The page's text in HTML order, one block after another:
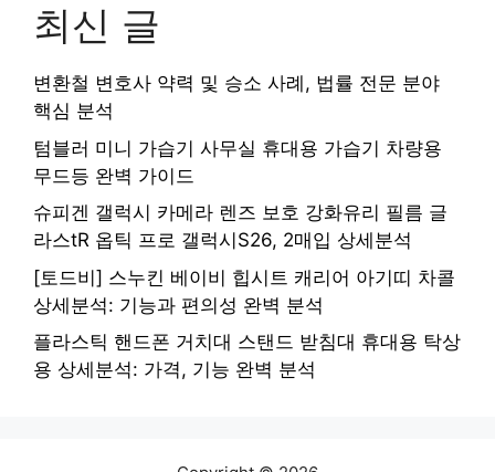
최신 글
변환철 변호사 약력 및 승소 사례, 법률 전문 분야
핵심 분석
텀블러 미니 가습기 사무실 휴대용 가습기 차량용
무드등 완벽 가이드
슈피겐 갤럭시 카메라 렌즈 보호 강화유리 필름 글
라스tR 옵틱 프로 갤럭시S26, 2매입 상세분석
[토드비] 스누킨 베이비 힙시트 캐리어 아기띠 차콜
상세분석: 기능과 편의성 완벽 분석
플라스틱 핸드폰 거치대 스탠드 받침대 휴대용 탁상
용 상세분석: 가격, 기능 완벽 분석